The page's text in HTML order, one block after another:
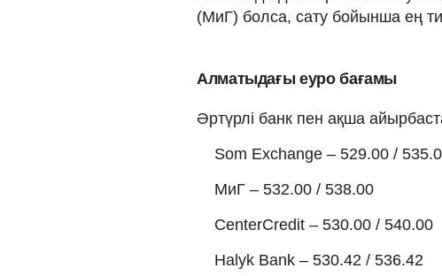
(МиГ) болса, сату бойынша ең
Алматыдағы еуро бағамы
Әртүрлі банк пен ақша
Som Exchange – 529.00 /
МиГ – 532.00 / 538.00
CenterCredit – 530.00 / 540.00
Halyk Bank – 530.42 / 536.42